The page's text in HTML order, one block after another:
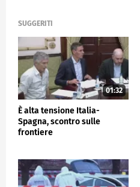
SUGGERITI
01:32
È alta tensione Italia-
Spagna, scontro sulle
frontiere